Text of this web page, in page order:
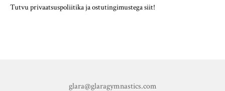
Tutvu privaatsuspoliitika ja ostutingimustega siit!
glara@glaragymnastics.com